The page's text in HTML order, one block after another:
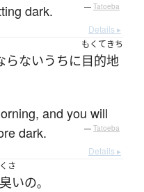
dark. — Tatoeba
Details ▸
らないうちに
もくてきち
目的地
and you will
dark.
— Tatoeba
Details ▸
くさ
臭いの。